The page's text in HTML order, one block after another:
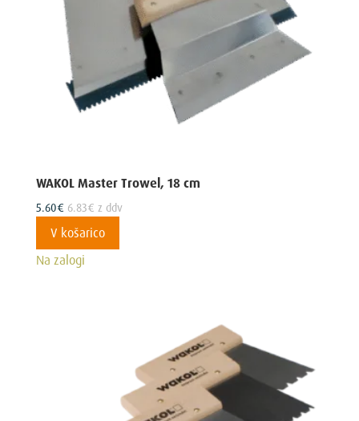
WAKOL Master Trowel, 18 cm
5.60€ 6.83€ z ddv
V košarico
Na zalogi